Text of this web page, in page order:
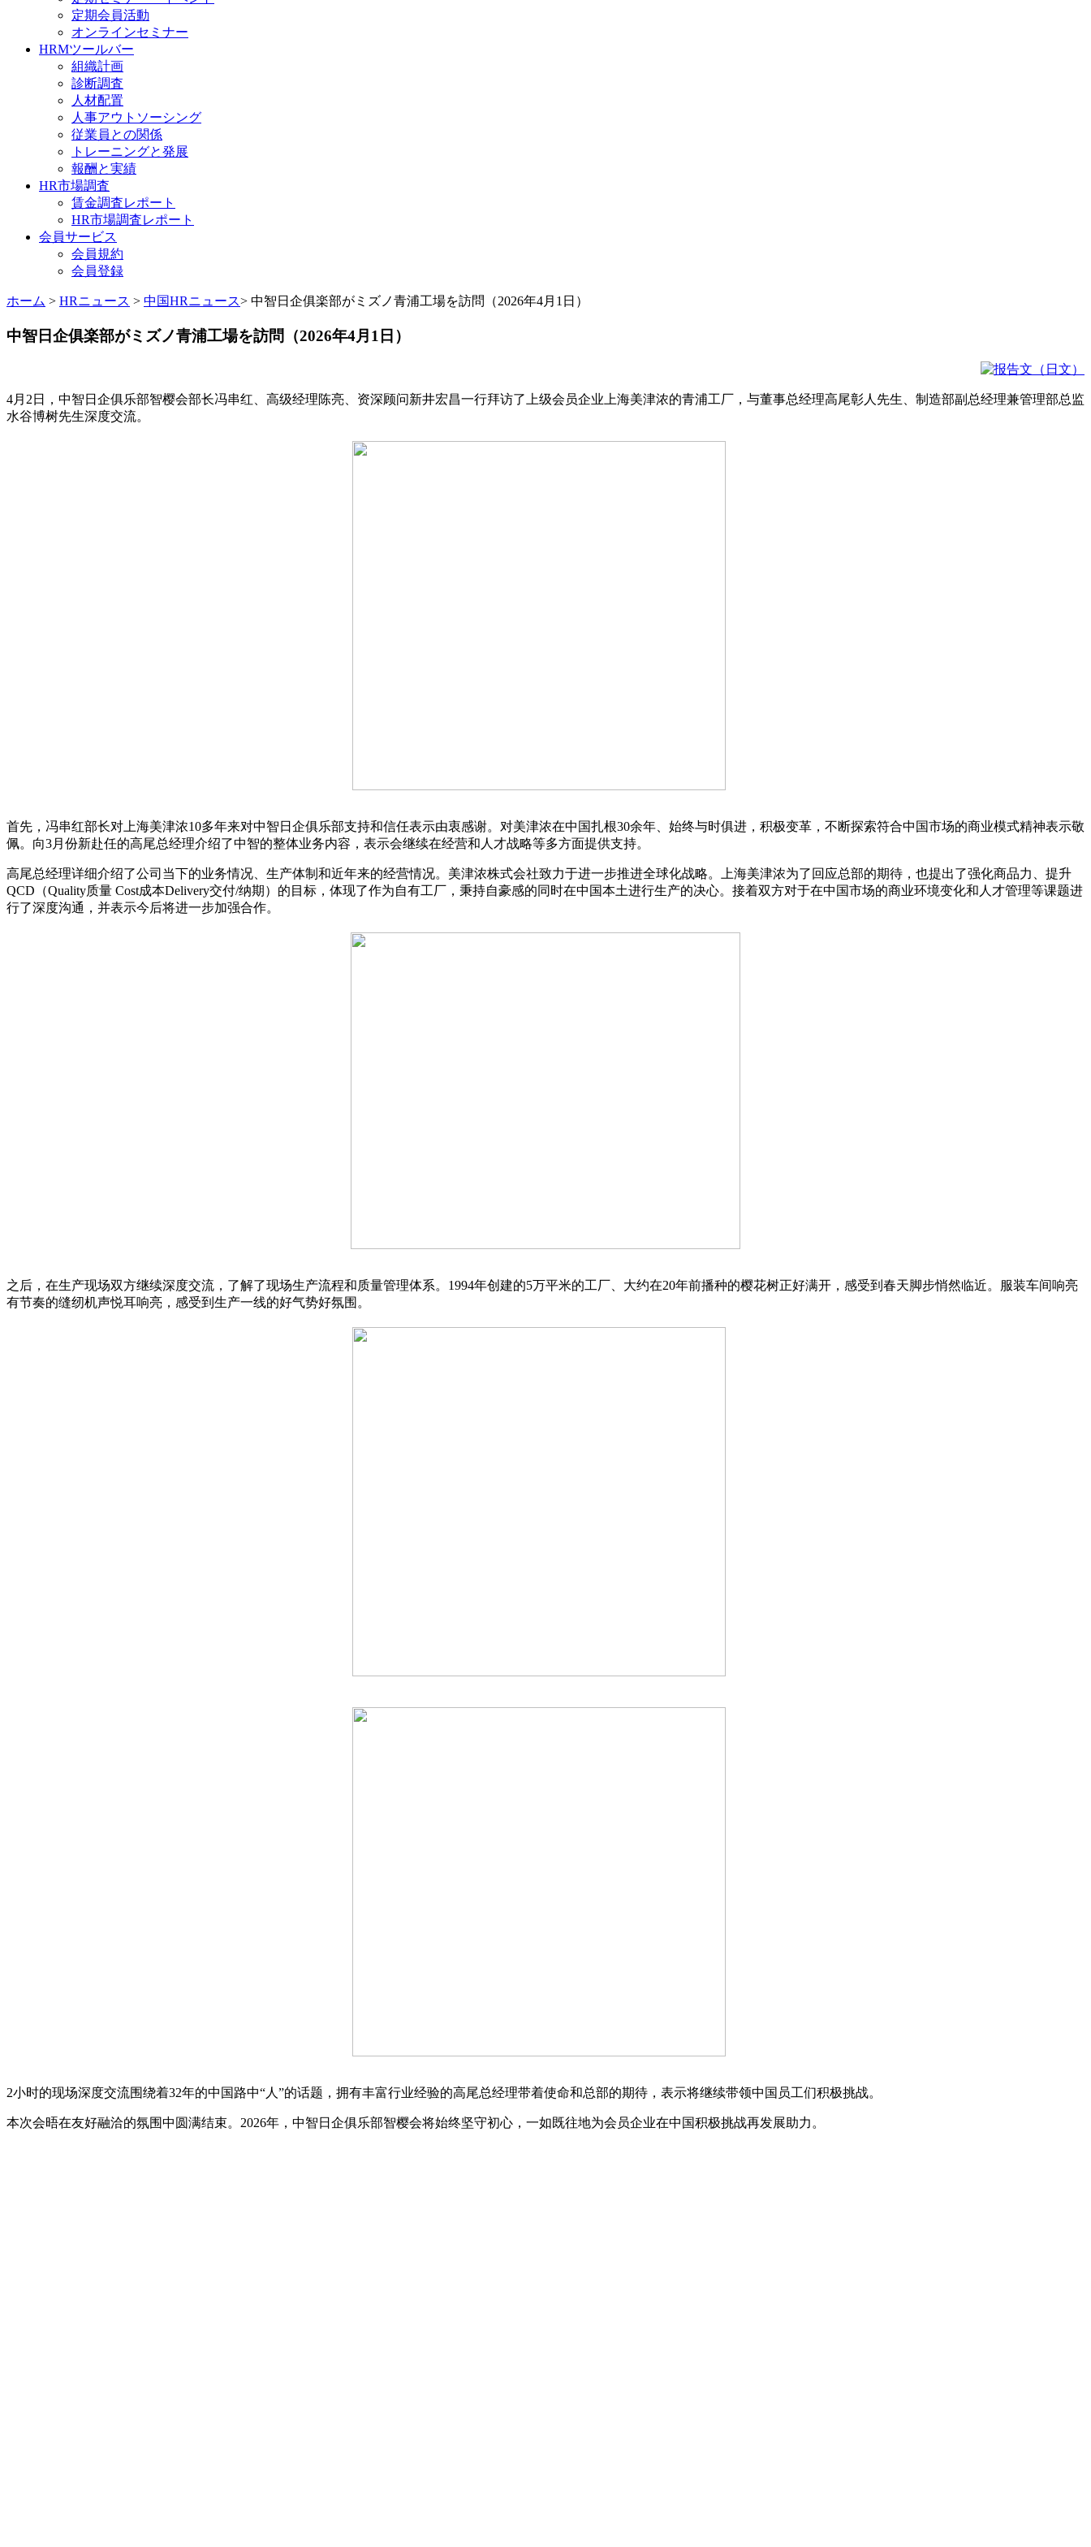
定期会員活動
オンラインセミナー
HRMツールバー
組織計画
診断調査
人材配置
人事アウトソーシング
従業員との関係
トレーニングと発展
報酬と実績
HR市場調査
賃金調査レポート
HR市場調査レポート
会員サービス
会員規約
会員登録
ホーム > HRニュース > 中国HRニュース> 中智日企俱楽部がミズノ青浦工場を訪問（2026年4月1日）
中智日企俱楽部がミズノ青浦工場を訪問（2026年4月1日）
4月2日，中智日企俱乐部智樱会部长冯串红、高级经理陈亮、资深顾问新井宏昌一行拜访了上级会员企业上海美津浓的青浦工厂，与董事总经理高尾彰人先生、制造部副总经理兼管理部总监
水谷博树先生深度交流。
首先，冯串红部长对上海美津浓10多年来对中智日企俱乐部支持和信任表示由衷感谢。对美津浓在中国扎根30余年、始终与时俱进，积极变革，不断探索符合中国市场的商业模式精神表示敬
佩。向3月份新赴任的高尾总经理介绍了中智的整体业务内容，表示会继续在经营和人才战略等多方面提供支持。
高尾总经理详细介绍了公司当下的业务情况、生产体制和近年来的经营情况。美津浓株式会社致力于进一步推进全球化战略。上海美津浓为了回应总部的期待，也提出了强化商品力、提升
QCD（Quality质量 Cost成本Delivery交付/纳期）的目标，体现了作为自有工厂，秉持自豪感的同时在中国本土进行生产的决心。接着双方对于在中国市场的商业环境变化和人才管理等课题进
行了深度沟通，并表示今后将进一步加强合作。
之后，在生产现场双方继续深度交流，了解了现场生产流程和质量管理体系。1994年创建的5万平米的工厂、大约在20年前播种的樱花树正好满开，感受到春天脚步悄然临近。服装车间响亮
有节奏的缝纫机声悦耳响亮，感受到生产一线的好气势好氛围。
2小时的现场深度交流围绕着32年的中国路中“人”的话题，拥有丰富行业经验的高尾总经理带着使命和总部的期待，表示将继续带领中国员工们积极挑战。
本次会晤在友好融洽的氛围中圆满结束。2026年，中智日企俱乐部智樱会将始终坚守初心，一如既往地为会员企业在中国积极挑战再发展助力。